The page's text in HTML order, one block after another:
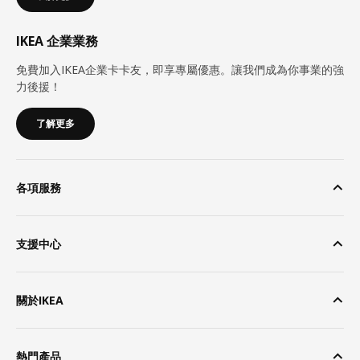
IKEA 企業業務
免費加入IKEA企業卡卡友，即享專屬優惠。讓我們成為你事業的強
力後援！
了解更多
各項服務
支援中心
關於IKEA
熱門產品